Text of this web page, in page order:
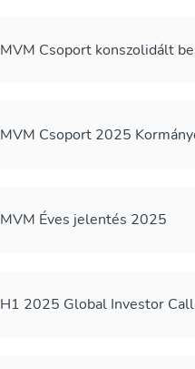
MVM Csoport konszolidált
MVM Csoport 2025
MVM Éves jelentés 2025
H1 2025 Global Investor